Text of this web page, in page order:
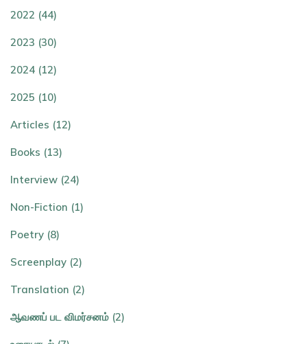
2022 (44)
2023 (30)
2024 (12)
2025 (10)
Articles (12)
Books (13)
Interview (24)
Non-Fiction (1)
Poetry (8)
Screenplay (2)
Translation (2)
ஆவணப் பட விமர்சனம் (2)